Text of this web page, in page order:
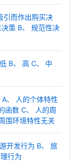
引而作出购买决
策 B、 规范性决
B、 高 C、 中
、 人的个体特性
函数 C、 人的周
围环境特性无关
开发行为 B、 旅
行为